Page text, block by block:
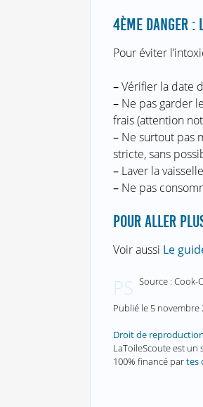
4ÈME DANGER :
Pour éviter
–Vérifier la date
–Ne pas garder
frais (attention
–Ne surtout pas
stricte, sans
–Laver la
–Ne pas
POUR ALLER
Voir aussi Le
PS Source : Cook-
Publié le 5 novembre
Droit de
LaToileScoute est
100% financé partes